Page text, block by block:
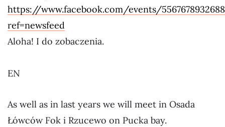
https://www.facebook.com/events/
ref=newsfeed
Aloha! I do zobaczenia.
EN
As well as in last years we will meet in Osada
Łówców Fok i Rzucewo on Pucka bay.